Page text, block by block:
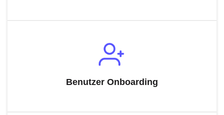
Benutzer Onboarding